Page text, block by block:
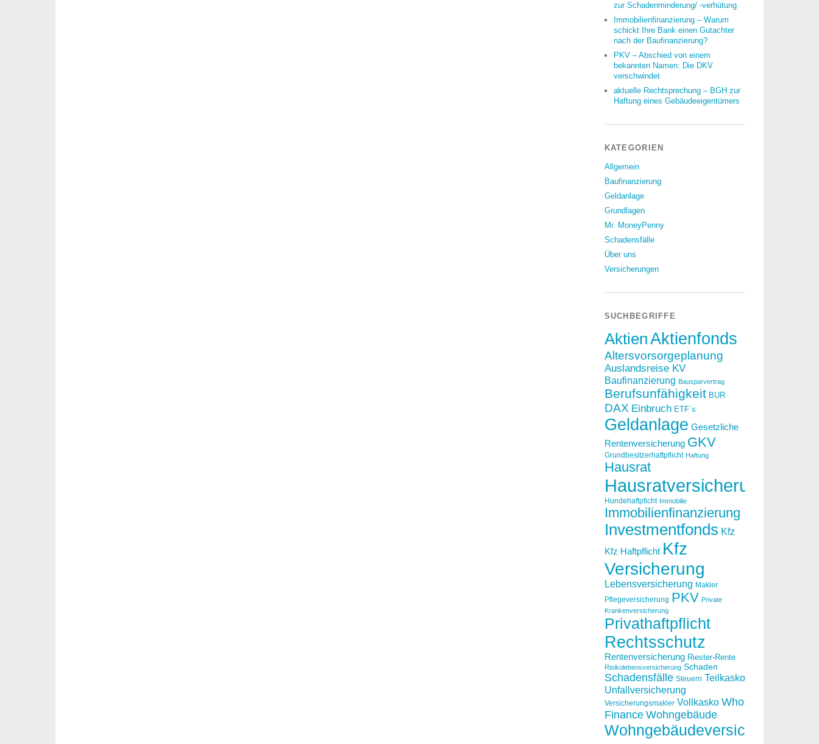
zur Schadenminderung/ -verhütung
Immobilienfinanzierung – Warum
schickt Ihre Bank einen Gutachter
nach der Baufinanzierung?
PKV – Abschied von einem
bekannten Namen: Die DKV
verschwindet
aktuelle Rechtsprechung – BGH zur
Haftung eines Gebäudeeigentümers
KATEGORIEN
Allgemein
Baufinanzierung
Geldanlage
Grundlagen
Mr. MoneyPenny
Schadensfälle
Über uns
Versicherungen
SUCHBEGRIFFE
AktienAktienfonds
Altersvorsorgeplanung
Auslandsreise KV
Baufinanzierung Bausparvertrag
Berufsunfähigkeit BUR
DAX Einbruch ETF´s
Geldanlage Gesetzliche
Rentenversicherung GKV
Grundbesitzerhaftpflicht Haftung
Hausrat
Hausratversicherung
Hundehaftpficht Immobilie
Immobilienfinanzierung
Investmentfonds Kfz
Kfz Haftpflicht Kfz
Versicherung
Lebensversicherung Makler
Pflegeversicherung PKV Private
Krankenversicherung
Privathaftpflicht
Rechtsschutz
Rentenversicherung Riester-Rente
Risikolebensversicherung Schaden
Schadensfälle Steuern Teilkasko
Unfallversicherung
Versicherungsmakler Vollkasko Who
Finance Wohngebäude
Wohngebäudeversicherung